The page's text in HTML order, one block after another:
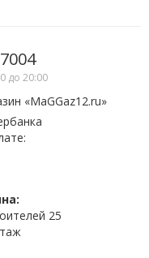
до 20:00
«MaGGaz12.ru»
25